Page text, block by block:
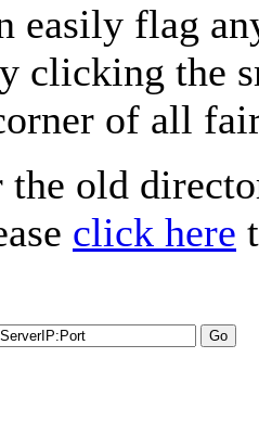
easily flag
clicking the
of all
old
click here